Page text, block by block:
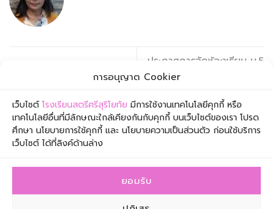
การอนุญาต Cookier
เว็บไซต์โรงเรียนสตรีศรีสุริโยทัย มีการใช้งานเทคโนโลยีคุกกี้ หรือ
เทคโนโลยีอื่นที่มีลักษณะใกล้เคียงกันกับคุกกี้ บนเว็บไซต์ของเรา โปรด
ศึกษา นโยบายการใช้คุกกี้ และ นโยบายความเป็นส่วนตัว ก่อนใช้บริการ
เว็บไซต์ ได้ที่ลิงค์ด้านล่าง
ยอมรับ
และ ม.4 ปีการศึกษา 2565
ประกาศการจัดห้องเรียน ม.5
แผนวิทย์คณิต(ห้องปกติ) ปี
โรงเรียนสตรีศรีสุริโยทัย เลขที่ 1 ซอยเจริญกรุง 57 ถนน